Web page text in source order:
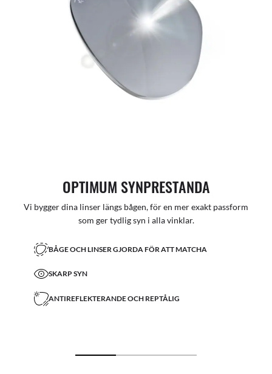
OPTIMUM SYNPRESTANDA
Vi bygger dina linser längs bågen, för en mer exakt passform
som ger tydlig syn i alla vinklar.
BÅGE OCH LINSER GJORDA FÖR ATT MATCHA
SKARP SYN
ANTIREFLEKTERANDE OCH REPTÅLIG